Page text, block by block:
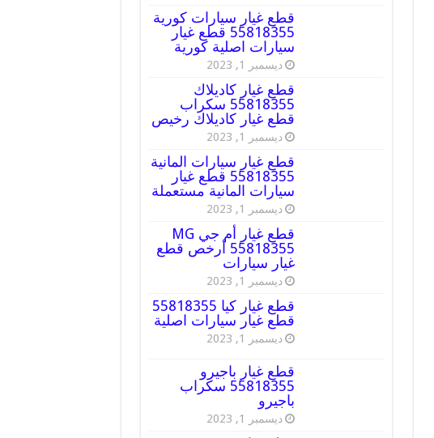
قطع غيار سيارات كورية
55818355 قطع غيار
سيارات اصلية كورية
ديسمبر 1, 2023
قطع غيار كاديلاك
55818355 سكراب
قطع غيار كاديلاك رخيص
ديسمبر 1, 2023
قطع غيار سيارات المانية
55818355 قطع غيار
سيارات المانية مستعملة
ديسمبر 1, 2023
قطع غيار أم جي MG
55818355 أرخص قطع
غيار سيارات
ديسمبر 1, 2023
قطع غيار كيا 55818355
قطع غيار سيارات اصلية
ديسمبر 1, 2023
قطع غيار باجيرو
55818355 سكراب
باجيرو
ديسمبر 1, 2023